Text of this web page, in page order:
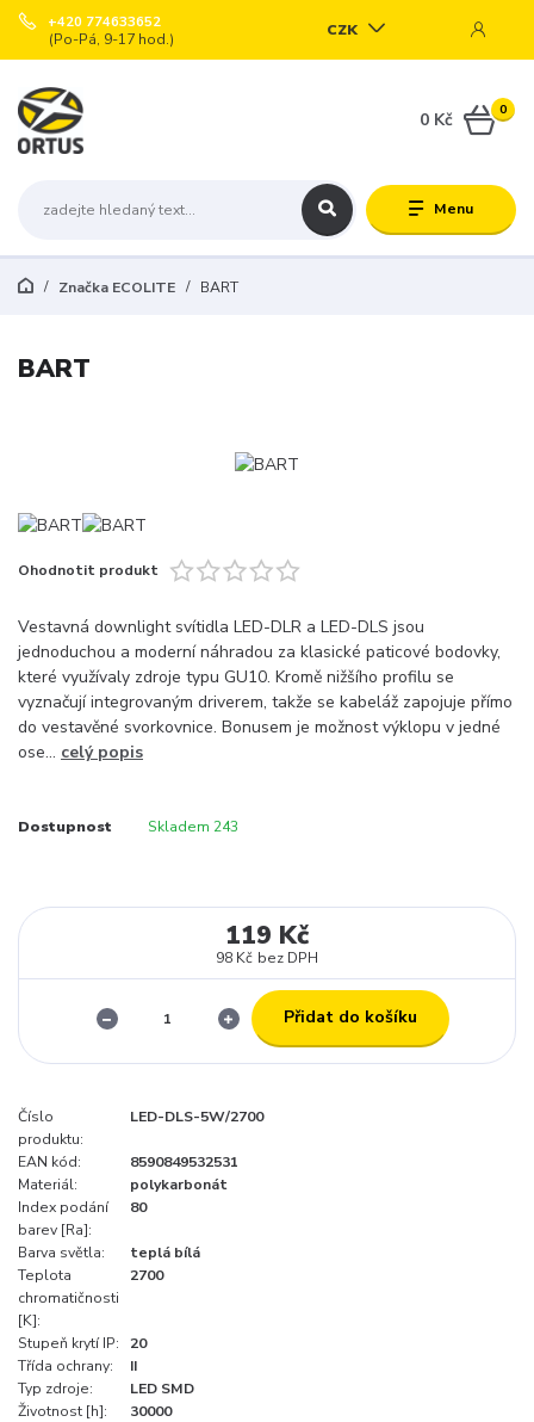
Menu
CZK
+420 774633652
(Po-Pá, 9-17 hod.)
0
0 Kč
Značka ECOLITE BART
BART
Ohodnotit produkt
Vestavná downlight svítidla LED-DLR a LED-DLS jsou
jednoduchou a moderní náhradou za klasické paticové bodovky,
které využívaly zdroje typu GU10. Kromě nižšího profilu se
vyznačují integrovaným driverem, takže se kabeláž zapojuje přímo
do vestavěné svorkovnice. Bonusem je možnost výklopu v jedné
ose... celý popis
Dostupnost Skladem 243
119 Kč
98 Kč bez DPH
Přidat do košíku
Číslo
produktu:
LED-DLS-5W/2700
EAN kód:
8590849532531
Materiál:
polykarbonát
Index podání
barev [Ra]:
80
Barva světla:
teplá bílá
Teplota
chromatičnosti
[K]:
2700
Stupeň krytí IP:
20
Třída ochrany:
II
Typ zdroje:
LED SMD
Životnost [h]:
30000